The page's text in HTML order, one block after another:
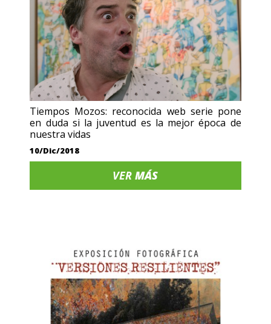
Tiempos Mozos: reconocida web serie pone
en duda si la juventud es la mejor época de
nuestra vidas
10/Dic/2018
VERMÁS